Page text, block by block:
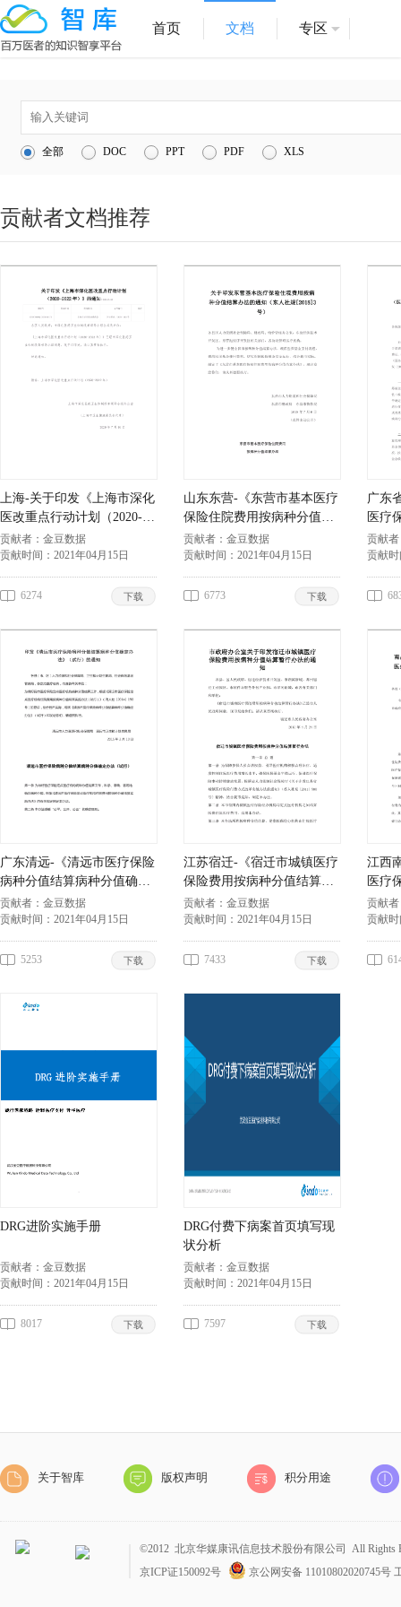
首页 文档 专区
1
医院管理
4
互联网医院
全部 DOC PPT PDF XLS
贡献者文档推荐
上海-关于印发《上海市深化
医改重点行动计划（2020-
2022年）》的通知
贡献者： 金豆数据
贡献时间： 2021年04月15日
6274 下载
山东东营-《东营市基本医疗
保险住院费用按病种分值结
算办法》
贡献者： 金豆数据
贡献时间： 2021年04月15日
6773 下载
广东
医疗
作的
贡献
贡献
广东清远-《清远市医疗保险
病种分值结算病种分值确定
办法（试行）》
贡献者： 金豆数据
贡献时间： 2021年04月15日
5253 下载
江苏宿迁-《宿迁市城镇医疗
保险费用按病种分值结算暂
行办法》
贡献者： 金豆数据
贡献时间： 2021年04月15日
7433 下载
江西
医疗
费用
贡献
贡献
DRG进阶实施手册
贡献者： 金豆数据
贡献时间： 2021年04月15日
8017 下载
DRG付费下病案首页填写现
状分析
贡献者： 金豆数据
贡献时间： 2021年04月15日
7597 下载
关于智库 版权声明 积分用途
©2012 北京华媒康讯信息技术股份有限公司 All Rights
京ICP证150092号
京公网安备 11010802020745号